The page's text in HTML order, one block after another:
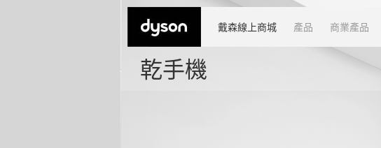
戴森線上商城 產品 商業產品
乾手機